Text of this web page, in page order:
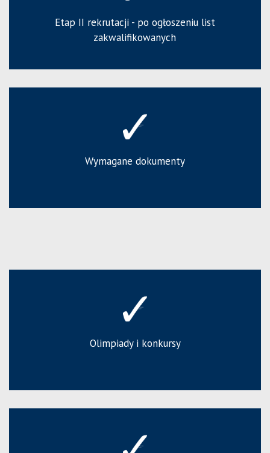
Etap II rekrutacji - po ogłoszeniu list
zakwalifikowanych
Wymagane dokumenty
Olimpiady i konkursy